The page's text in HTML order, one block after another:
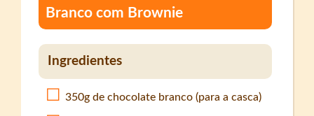
Branco com Brownie
Ingredientes
350g de chocolate branco (para a casca)